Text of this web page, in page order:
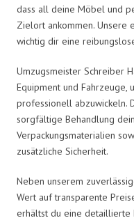
dass all deine Möbel und
Zielort ankommen. Unsere
wichtig dir eine
Umzugsmeister Schreiber
Equipment und Fahrzeuge,
professionell abzuwickeln.
sorgfältige Behandlung
Verpackungsmaterialien
zusätzliche Sicherheit.
Neben unserem
Wert auf transparente
erhältst du eine detaillierte